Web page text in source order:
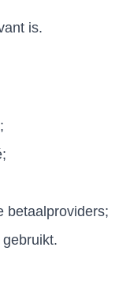
is.
betaalproviders;